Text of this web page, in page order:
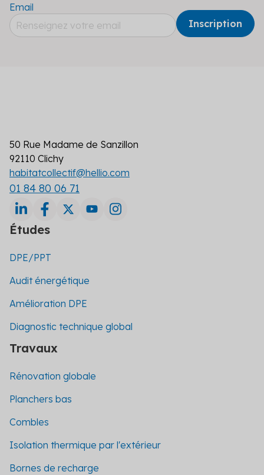
Email
50 Rue Madame de Sanzillon
92110 Clichy
habitatcollectif@hellio.com
01 84 80 06 71
Études
DPE/PPT
Audit énergétique
Amélioration DPE
Diagnostic technique global
Travaux
Rénovation globale
Planchers bas
Combles
Isolation thermique par l'extérieur
Bornes de recharge